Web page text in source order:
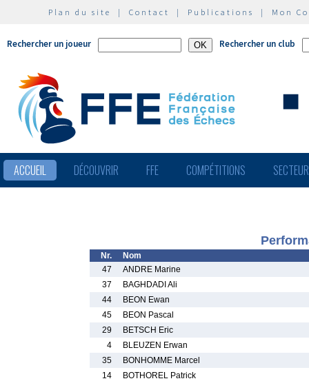
Plan du site | Contact | Publications | Mon
Rechercher un joueur Rechercher un club
ACCUEIL DÉCOUVRIR FFE COMPÉTITIONS
Nr.
Nom
47
ANDRE Marine
37
BAGHDADI Ali
44
BEON Ewan
45
BEON Pascal
29
BETSCH Eric
4
BLEUZEN Erwan
35
BONHOMME Marcel
14
BOTHOREL Patrick